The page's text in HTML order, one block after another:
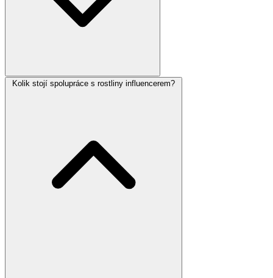
Kolik stojí spolupráce s rostliny influencerem?